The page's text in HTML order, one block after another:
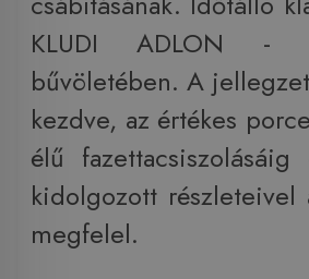
KLUDI ADLON -
bűvöletében. A
kezdve, az értékes
élű
kidolgozott részleteivel
megfelel.